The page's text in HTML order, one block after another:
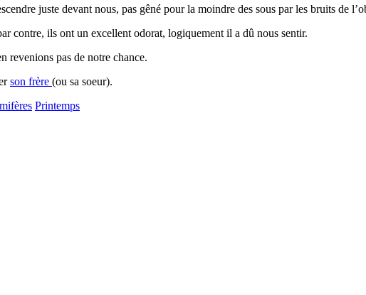
juste devant nous, pas gêné pour la moindre des sous par les bruits de
contre, ils ont un excellent odorat, logiquement il a dû nous sentir.
revenions pas de notre chance.
son frère (ou sa soeur).
Printemps